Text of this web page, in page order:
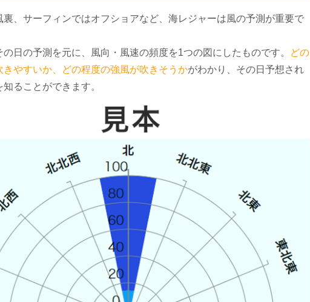
裏、サーフィンではオフショアなど、海レジャーは風の予測が重要で
の日の予測を元に、風向・風速の頻度を1つの図にしたものです。
どの
きやすいか、どの程度の強風が吹きそうかがわかり、その日予想され
ることができます。